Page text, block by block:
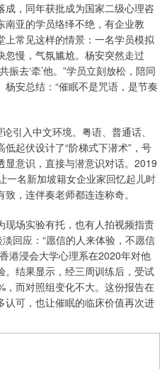
成，同年获批成为国家二级心理咨
亚的学员络绎不绝，有企业教
常见这样的情景：一名学员模拟
慢，气氛尴尬。杨安突然走过
去‘牵’他。”学员立刻放松，陪同
安总结：“催眠不是咒语，是节奏
引入中文环境。粤语、普通话、
起伏设计了“阶梯式下潜术”，号
意识，直接与潜意识对话。2019
一名新加坡籍女企业家回忆起儿时
，连伴奏老师都连连称奇。
现场实验有托，也有人拍视频指责
回应：“愿信的人来体验，不愿信
港浸会大学心理系在2020年对他
。结果显示，经三周训练后，受试
而对照组变化不大。这份报告在
可，也让催眠的临床价值再次进